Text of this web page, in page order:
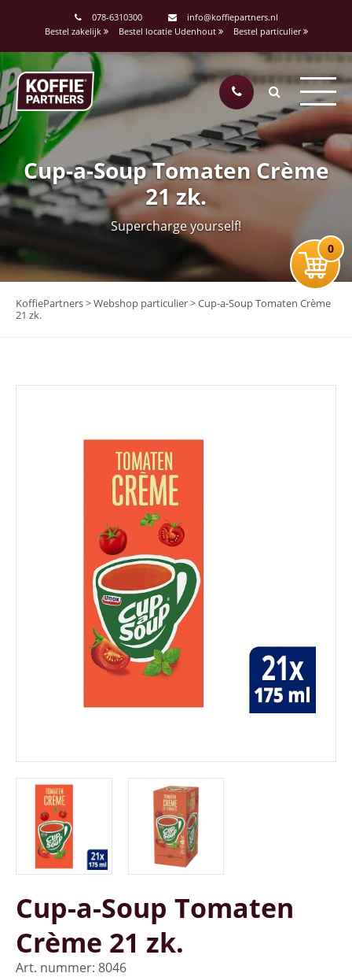
078-6310300
info@koffiepartners.nl
Bestel zakelijk
Bestel locatie Udenhout Bestel particulier
Cup-a-Soup Tomaten Crème
21 zk.
Supercharge yourself!
0
KoffiePartners>Webshop particulier>Cup-a-Soup Tomaten Crème
21 zk.
Cup-a-Soup Tomaten
Crème 21 zk.
Art. nummer: 8046